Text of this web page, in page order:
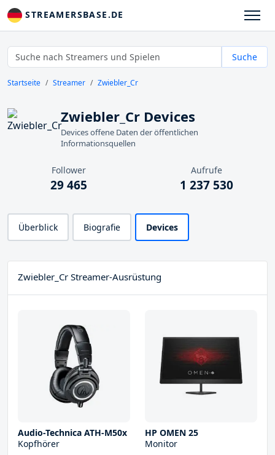
STREAMERSBASE.DE
Suche
Startseite Streamer Zwiebler_Cr
Zwiebler_Cr Devices
Devices offene Daten der öffentlichen
Informationsquellen
Follower
29 465
Aufrufe
1 237 530
Überblick Biografie Devices
Zwiebler_Cr Streamer-Ausrüstung
Audio-Technica ATH-M50x
Kopfhörer
HP OMEN 25
Monitor